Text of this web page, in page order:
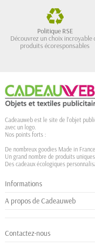
Politique RSE
Découvrez un choix incroyable
produits écoresponsables
Cadeauweb est le site de l'objet
avec un logo.
Nos points forts :
De nombreux goodies Made in France
Un grand nombre de produits
Des cadeaux écologiques
Informations
A propos de Cadeauweb
Contactez-nous